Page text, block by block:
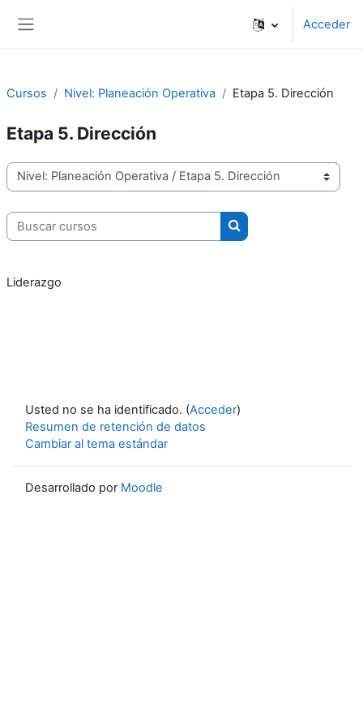
Acceder
Cursos Nivel: Planeación Operativa Etapa 5. Dirección
Etapa 5. Dirección
Categorías
Buscar cursos
Buscar cursos
Liderazgo
Usted no se ha identificado. (Acceder)
Resumen de retención de datos
Cambiar al tema estándar
Desarrollado por Moodle